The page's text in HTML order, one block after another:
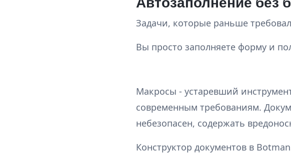
Задачи, которые раньше
Вы просто заполняете форму и
Макросы - устаревший
современным требованиям.
небезопасен, содержать
Конструктор документов в